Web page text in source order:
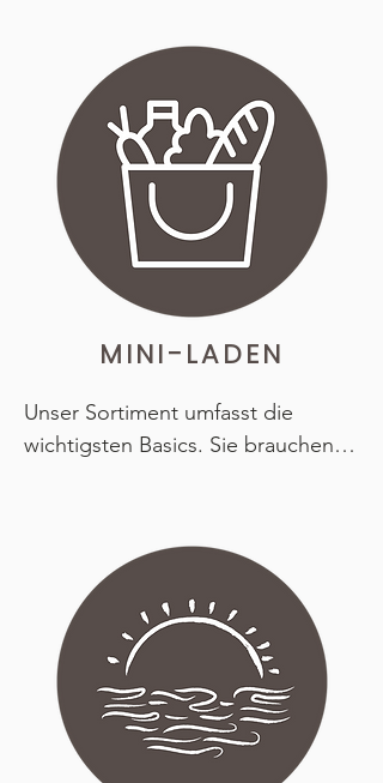
gemütlichen Räumlichkeiten,
genießen Sie die Sonne auf
unserer Terrasse, nehmen Sie Ihr
Essen mit oder machen Sie ein
kleines Picknick am Strand. Neben
unseren berühmten Burgern
servieren wir auch leckere Pizzen
und verlockende Snacks für jeden
Geschmack.
Wir sorgen dafür, dass Sie einen
wundervollen Aufenthalt im Odin
haben!
MINI-LADEN
Unser Sortiment umfasst die
wichtigsten Basics. Sie brauchen
haben oder Salz zum Essen
benötigen.
Stattdessen können Sie Ihre Zeit
mit dem verbringen, was wirklich
zählt: die Sonne genießen, im
Tyrifjord baden und all die anderen
Reize der Umgebung entdecken.